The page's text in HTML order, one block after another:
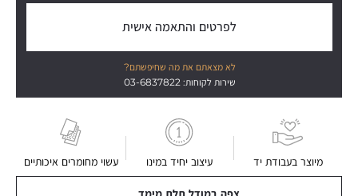
מיוצר בעבודת יד עיצוב יחיד במינו עשוי מחומרים איכותיים
לפרטים והתאמה אישית
לא מצאתם את מה שחיפשתם?
שירות לקוחות: 03-6837822